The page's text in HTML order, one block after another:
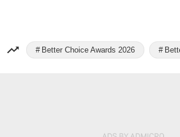
Better Choice Awards 2026